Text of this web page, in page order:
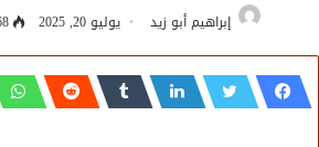
إبراهيم أبو زيد يوليو 20, 2025